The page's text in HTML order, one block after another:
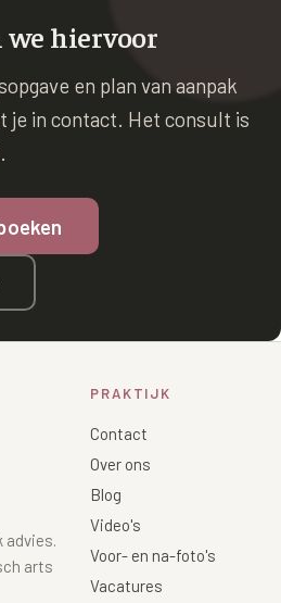
we hiervoor
en plan van aanpak
je in contact. Het consult is
advies.
arts
PRAKTIJK
Contact
Over ons
Blog
Video's
Voor- en na-foto's
Vacatures